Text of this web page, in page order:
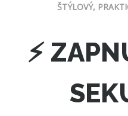
ŠTÝLOVÝ,
⚡